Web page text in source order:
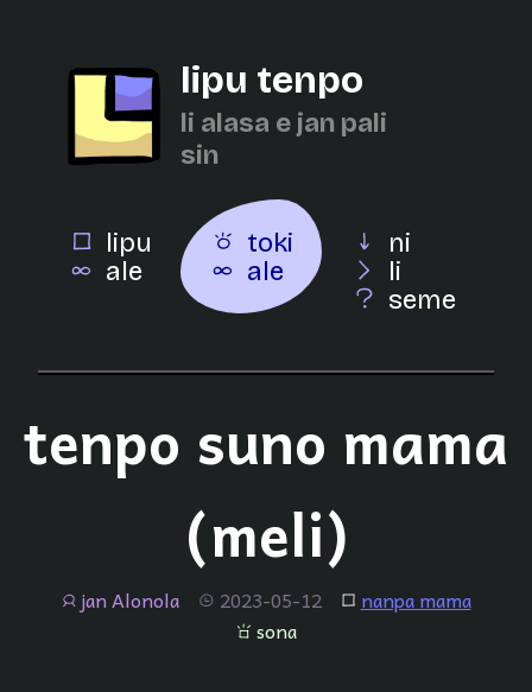
lipu tenpo
li alasa e jan pali
sin
lipu
ale
toki
ale
ni
li
seme
tenpo suno mama
(meli)
janjan Alonola tenpo 2023-05-12 lipu nanpa mama
sona sona